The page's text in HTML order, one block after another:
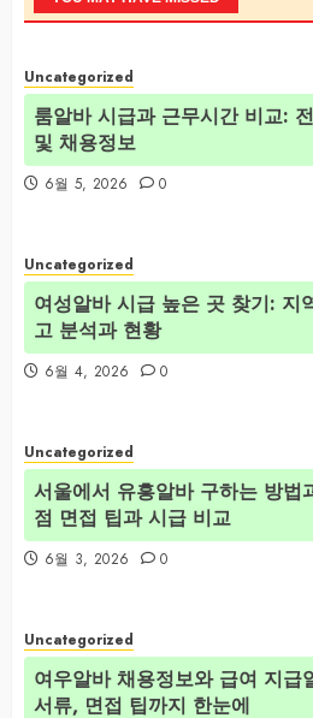
Uncategorized
룸알바 시급과 근무시간 비교:
및 채용정보
6월 5, 2026 0
Uncategorized
여성알바 시급 높은 곳 찾기: 지
고 분석과 현황
6월 4, 2026 0
Uncategorized
서울에서 유흥알바 구하는 방법
점 면접 팁과 시급 비교
6월 3, 2026 0
Uncategorized
여우알바 채용정보와 급여 지
서류, 면접 팁까지 한눈에